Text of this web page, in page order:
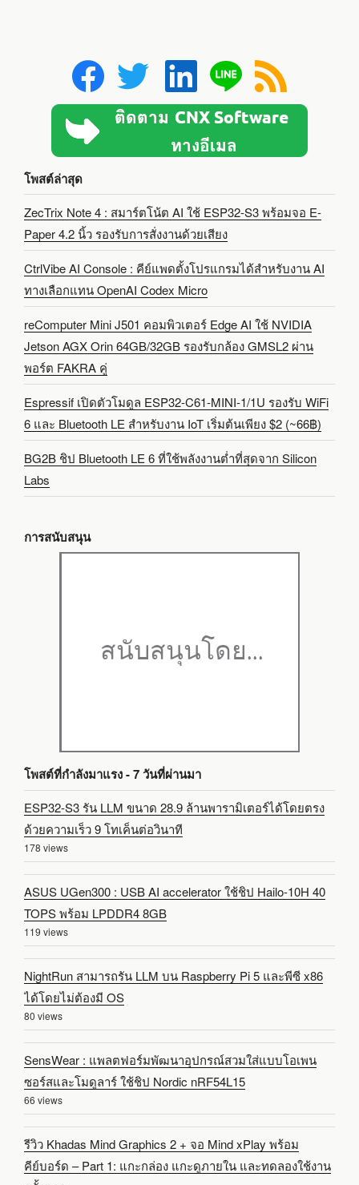
โพสต์ล่าสุด
ZecTrix Note 4 : สมาร์ตโน้ต AI ใช้ ESP32-S3 พร้อมจอ E-
Paper 4.2 นิ้ว รองรับการสั่งงานด้วยเสียง
CtrlVibe AI Console : คีย์แพดตั้งโปรแกรมได้สำหรับงาน AI
ทางเลือกแทน OpenAI Codex Micro
reComputer Mini J501 คอมพิวเตอร์ Edge AI ใช้ NVIDIA
Jetson AGX Orin 64GB/32GB รองรับกล้อง GMSL2 ผ่าน
พอร์ต FAKRA คู่
Espressif เปิดตัวโมดูล ESP32-C61-MINI-1/1U รองรับ WiFi
6 และ Bluetooth LE สำหรับงาน IoT เริ่มต้นเพียง $2 (~66฿)
BG2B ชิป Bluetooth LE 6 ที่ใช้พลังงานต่ำที่สุดจาก Silicon
Labs
การสนับสนุน
โพสต์ที่กำลังมาแรง - 7 วันที่ผ่านมา
ESP32-S3 รัน LLM ขนาด 28.9 ล้านพารามิเตอร์ได้โดยตรง
ด้วยความเร็ว 9 โทเค็นต่อวินาที
178 views
ASUS UGen300 : USB AI accelerator ใช้ชิป Hailo-10H 40
TOPS พร้อม LPDDR4 8GB
119 views
NightRun สามารถรัน LLM บน Raspberry Pi 5 และพีซี x86
ได้โดยไม่ต้องมี OS
80 views
SensWear : แพลตฟอร์มพัฒนาอุปกรณ์สวมใส่แบบโอเพน
ซอร์สและโมดูลาร์ ใช้ชิป Nordic nRF54L15
66 views
รีวิว Khadas Mind Graphics 2 + จอ Mind xPlay พร้อม
คีย์บอร์ด – Part 1: แกะกล่อง แกะดูภายใน และทดลองใช้งาน